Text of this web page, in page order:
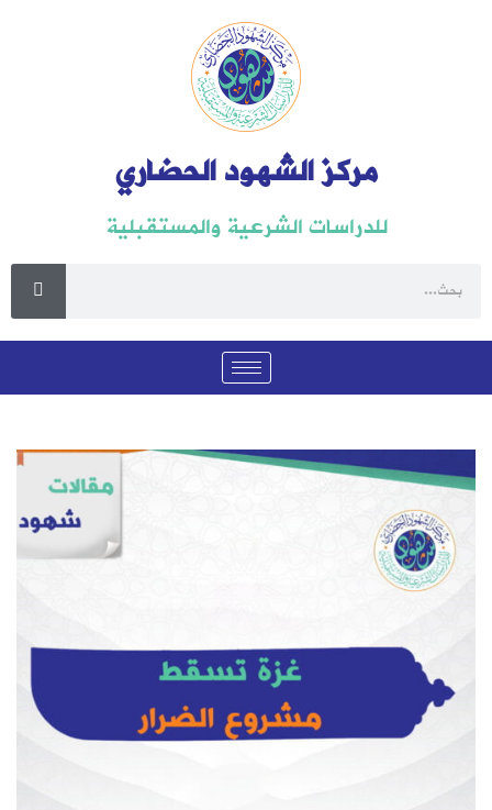
مركز الشهود الحضاري
للدراسات الشرعية والمستقبلية